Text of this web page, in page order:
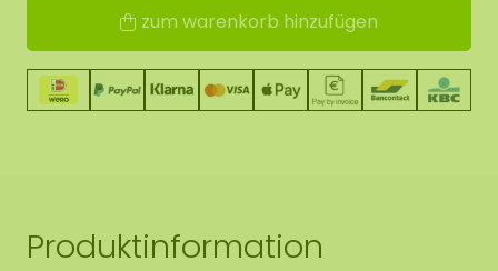
zum warenkorb hinzufügen
Produktinformation